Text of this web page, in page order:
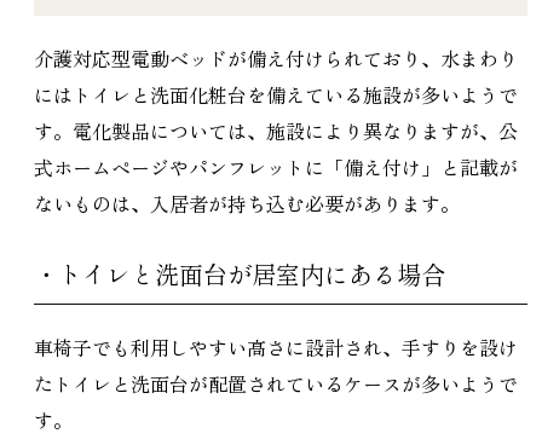
介護対応型電動ベッドが備え付けられており、水まわり
にはトイレと洗面化粧台を備えている施設が多いようで
す。電化製品については、施設により異なりますが、公
式ホームページやパンフレットに「備え付け」と記載が
ないものは、入居者が持ち込む必要があります。
・トイレと洗面台が居室内にある場合
車椅子でも利用しやすい高さに設計され、手すりを設け
たトイレと洗面台が配置されているケースが多いようで
す。